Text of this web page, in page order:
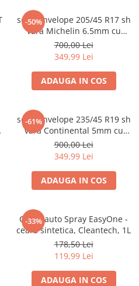
-50%
set 2 anvelope 205/45 R17 sh
vara Michelin 6.5mm cu
garantie
700,00 Lei
349,99 Lei
ADAUGA IN COS
-61%
set 2 anvelope 235/45 R19 sh
vara Continental 5mm cu
garantie
900,00 Lei
349,99 Lei
ADAUGA IN COS
-33%
Ceara auto Spray EasyOne -
ceara sintetica, Cleantech, 1L
178,50 Lei
119,99 Lei
ADAUGA IN COS